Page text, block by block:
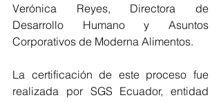
Verónica Reyes, Directora de
Desarrollo Humano y Asuntos
Corporativos de Moderna Alimentos.
La certificación de este proceso fue
realizada por SGS Ecuador, entidad